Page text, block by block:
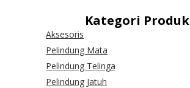
Kategori Produk
Aksesoris
Pelindung Mata
Pelindung Telinga
Pelindung Jatuh